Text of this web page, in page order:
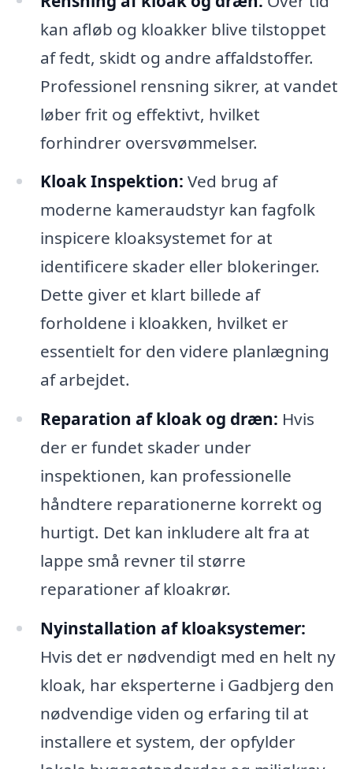
kan afløb og kloakker blive tilstoppet
af fedt, skidt og andre affaldstoffer.
Professionel rensning sikrer, at vandet
løber frit og effektivt, hvilket
forhindrer oversvømmelser.
Kloak Inspektion: Ved brug af
moderne kameraudstyr kan fagfolk
inspicere kloaksystemet for at
identificere skader eller blokeringer.
Dette giver et klart billede af
forholdene i kloakken, hvilket er
essentielt for den videre planlægning
af arbejdet.
Reparation af kloak og dræn: Hvis
der er fundet skader under
inspektionen, kan professionelle
håndtere reparationerne korrekt og
hurtigt. Det kan inkludere alt fra at
lappe små revner til større
reparationer af kloakrør.
Nyinstallation af kloaksystemer:
Hvis det er nødvendigt med en helt ny
kloak, har eksperterne i Gadbjerg den
nødvendige viden og erfaring til at
installere et system, der opfylder